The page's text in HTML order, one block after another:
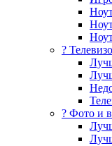
?
? Фото и